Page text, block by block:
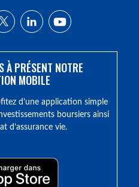
À PRÉSENT NOTRE
MOBILE
d’une application simple
boursiers ainsi
d’assurance vie.